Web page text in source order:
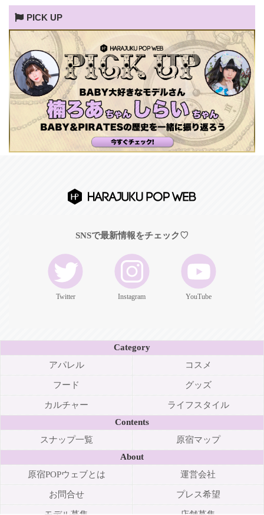
PICK UP
SNSで最新情報をチェック♡
Twitter Instagram YouTube
Category
アパレル
コスメ
フード グッズ
カルチャー
ライフスタイル
Contents
スナップ一覧
原宿マップ
About
原宿POPウェブとは
運営会社
お問合せ プレス希望